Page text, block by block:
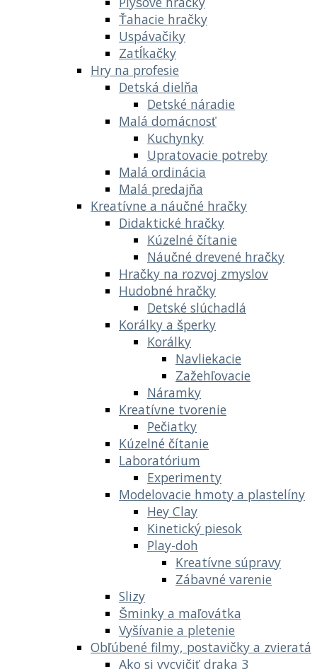
Ťahacie hračky
Uspávačiky
Zatĺkačky
Hry na profesie
Detská dielňa
Detské náradie
Malá domácnosť
Kuchynky
Upratovacie potreby
Malá ordinácia
Malá predajňa
Kreatívne a náučné hračky
Didaktické hračky
Kúzelné čítanie
Náučné drevené hračky
Hračky na rozvoj zmyslov
Hudobné hračky
Detské slúchadlá
Korálky a šperky
Korálky
Navliekacie
Zažehľovacie
Náramky
Kreatívne tvorenie
Pečiatky
Kúzelné čítanie
Laboratórium
Experimenty
Modelovacie hmoty a plastelíny
Hey Clay
Kinetický piesok
Play-doh
Kreatívne súpravy
Zábavné varenie
Slizy
Šminky a maľovátka
Vyšívanie a pletenie
Obľúbené filmy, postavičky a zvieratá
Ako si vycvičiť draka 3